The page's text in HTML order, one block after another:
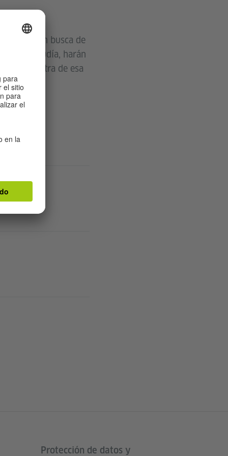
en busca de
de ser judía, harán
en contra de esa
Protección de datos y